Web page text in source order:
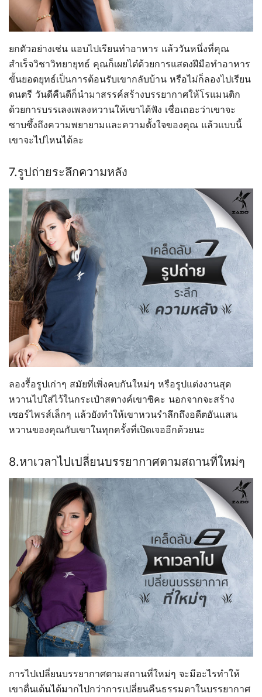
ยกตัวอย่างเช่น แอบไปเรียนทำอาหาร แล้ววันหนึ่งที่คุณ
สำเร็จวิชาวิทยายุทธ์ คุณก็เผยไต๋ด้วยการแสดงฝีมือทำอาหาร
ขั้นยอดยุทธ์เป็นการต้อนรับเขากลับบ้าน หรือไม่ก็ลองไปเรียน
ดนตรี วันดีคืนดีก็นำมาสรรค์สร้างบรรยากาศให้โรแมนติก
ด้วยการบรรเลงเพลงหวานให้เขาได้ฟัง เชื่อเถอะว่าเขาจะ
ซาบซึ้งถึงความพยายามและความตั้งใจของคุณ แล้วแบบนี้
เขาจะไปไหนได้ละ
7.รูปถ่ายระลึกความหลัง
ลองรื้อรูปเก่าๆ สมัยที่เพิ่งคบกันใหม่ๆ หรือรูปแต่งงานสุด
หวานไปใส่ไว้ในกระเป๋าสตางค์เขาซิคะ นอกจากจะสร้าง
เซอร์ไพรส์เล็กๆ แล้วยังทำให้เขาหวนรำลึกถึงอดีตอันแสน
หวานของคุณกับเขาในทุกครั้งที่เปิดเจออีกด้วยนะ
8.หาเวลาไปเปลี่ยนบรรยากาศตามสถานที่ใหม่ๆ
การไปเปลี่ยนบรรยากาศตามสถานที่ใหม่ๆ จะมีอะไรทำให้
เขาตื่นเต้นได้มากไปกว่าการเปลี่ยนคืนธรรมดาในบรรยากาศ